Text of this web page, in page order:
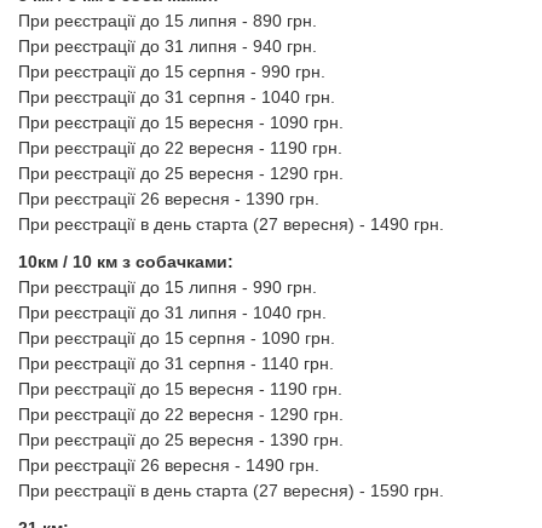
При реєстрації до 15 липня - 890 грн.
При реєстрації до 31 липня - 940 грн.
При реєстрації до 15 серпня - 990 грн.
При реєстрації до 31 серпня - 1040 грн.
При реєстрації до 15 вересня - 1090 грн.
При реєстрації до 22 вересня - 1190 грн.
При реєстрації до 25 вересня - 1290 грн.
При реєстрації 26 вересня - 1390 грн.
При реєстрації в день старта (27 вересня) - 1490 грн.
10км / 10 км з собачками:
При реєстрації до 15 липня - 990 грн.
При реєстрації до 31 липня - 1040 грн.
При реєстрації до 15 серпня - 1090 грн.
При реєстрації до 31 серпня - 1140 грн.
При реєстрації до 15 вересня - 1190 грн.
При реєстрації до 22 вересня - 1290 грн.
При реєстрації до 25 вересня - 1390 грн.
При реєстрації 26 вересня - 1490 грн.
При реєстрації в день старта (27 вересня) - 1590 грн.